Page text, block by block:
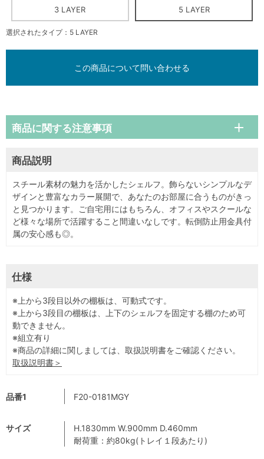
品番1 F20-0181MGY
サイズ
H.1830mm W.900mm D.460mm
耐荷重：約80kg(トレイ１段あたり)
3 LAYER 5 LAYER
選択されたタイプ：5 LAYER
この商品について問い合わせる
商品説明
スチール素材の魅力を活かしたシェルフ。飾らないシンプルなデ
ザインと豊富なカラー展開で、あなたのお部屋に合うものがきっ
と見つかります。ご自宅用にはもちろん、オフィスやスクールな
ど様々な場所で活躍すること間違いなしです。転倒防止用金具付
属の安心感も◎。
商品に関する注意事項
仕様
※上から3段目以外の棚板は、可動式です。
※上から3段目の棚板は、上下のシェルフを固定する棚のため可
動できません。
※組立有り
※商品の詳細に関しましては、取扱説明書をご確認ください。
取扱説明書＞